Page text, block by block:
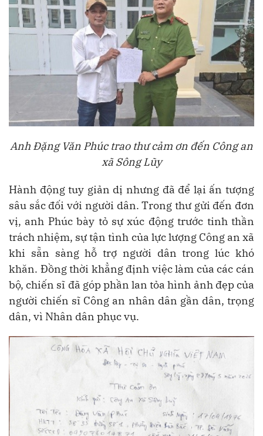
Anh Đặng Văn Phúc trao thư cảm ơn đến Công an
xã Sông Lũy
Hành động tuy giản dị nhưng đã để lại ấn tượng
sâu sắc đối với người dân. Trong thư gửi đến đơn
vị, anh Phúc bày tỏ sự xúc động trước tinh thần
trách nhiệm, sự tận tình của lực lượng Công an xã
khi sẵn sàng hỗ trợ người dân trong lúc khó
khăn. Đồng thời khẳng định việc làm của các cán
bộ, chiến sĩ đã góp phần lan tỏa hình ảnh đẹp của
người chiến sĩ Công an nhân dân gần dân, trọng
dân, vì Nhân dân phục vụ.